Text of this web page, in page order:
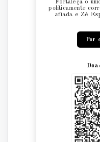
Fortaleça o
politicamente
afiada e Zé
Por